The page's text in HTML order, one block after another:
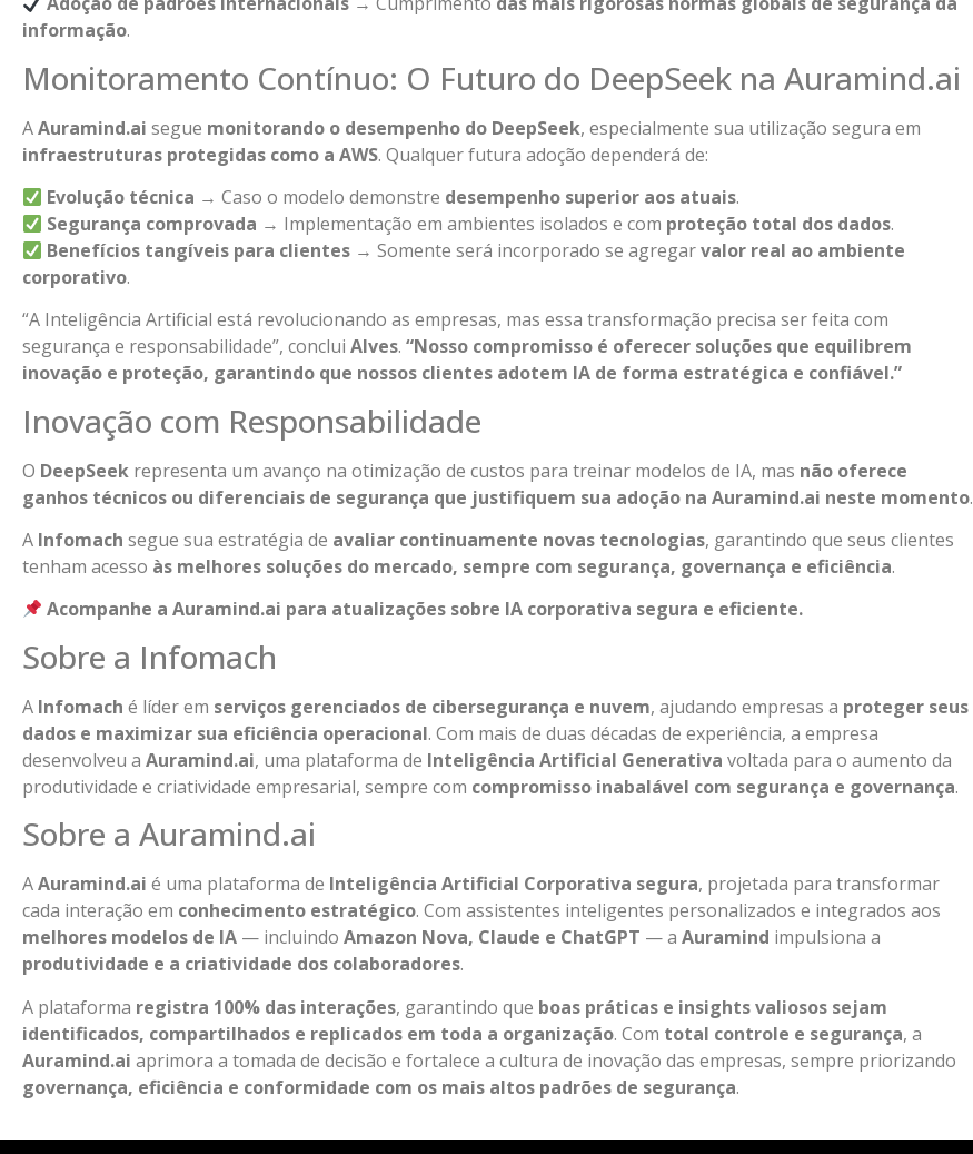
informação.
Monitoramento Contínuo: O Futuro do DeepSeek na Auramind.ai
AAuramind.ai segue monitorando o desempenho do DeepSeek, especialmente sua utilização segura em
infraestruturas protegidas como a AWS. Qualquer futura adoção dependerá de:
Evolução técnica → Caso o modelo demonstre desempenho superior aos atuais.
Segurança comprovada → Implementação em ambientes isolados e com proteção total dos dados.
Benefícios tangíveis para clientes → Somente será incorporado se agregarvalor real ao ambiente
corporativo.
“A Inteligência Artificial está revolucionando as empresas, mas essa transformação precisa ser feita com
segurança e responsabilidade”, conclui Alves. “Nosso compromisso é oferecer soluções que equilibrem
inovação e proteção, garantindo que nossos clientes adotem IA de forma estratégica e confiável.”
Inovação com Responsabilidade
O DeepSeek representa um avanço na otimização de custos para treinar modelos de IA, mas não oferece
ganhos técnicos ou diferenciais de segurança que justifiquem sua adoção na Auramind.ai neste momento.
A Infomach segue sua estratégia de avaliar continuamente novas tecnologias, garantindo que seus clientes
tenham acesso às melhores soluções do mercado, sempre com segurança, governança e eficiência.
Acompanhe a Auramind.ai para atualizações sobre IA corporativa segura e eficiente.
Sobre a Infomach
A Infomach é líder em serviços gerenciados de cibersegurança e nuvem, ajudando empresas a proteger seus
dados e maximizar sua eficiência operacional. Com mais de duas décadas de experiência, a empresa
desenvolveu a Auramind.ai, uma plataforma de Inteligência Artificial Generativa voltada para o aumento da
produtividade e criatividade empresarial, sempre com compromisso inabalável com segurança e governança.
Sobre a Auramind.ai
AAuramind.ai é uma plataforma de Inteligência Artificial Corporativa segura, projetada para transformar
cada interação em conhecimento estratégico. Com assistentes inteligentes personalizados e integrados aos
melhores modelos de IA — incluindo Amazon Nova, Claude e ChatGPT — a Auramind impulsiona a
produtividade e a criatividade dos colaboradores.
A plataforma registra 100% das interações, garantindo que boas práticas e insights valiosos sejam
identificados, compartilhados e replicados em toda a organização. Com total controle e segurança, a
Auramind.ai aprimora a tomada de decisão e fortalece a cultura de inovação das empresas, sempre priorizando
governança, eficiência e conformidade com os mais altos padrões de segurança.